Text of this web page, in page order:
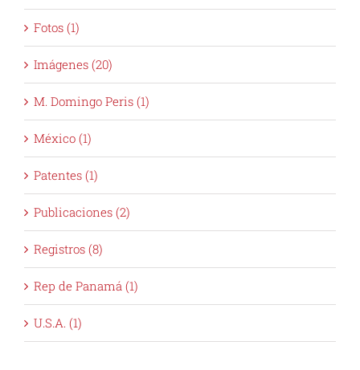
Fotos (1)
Imágenes (20)
M. Domingo Peris (1)
México (1)
Patentes (1)
Publicaciones (2)
Registros (8)
Rep de Panamá (1)
U.S.A. (1)